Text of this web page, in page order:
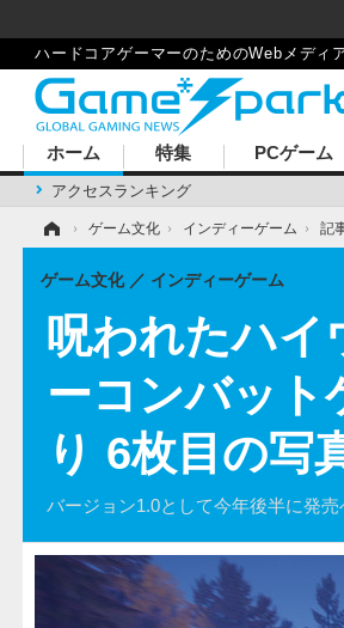
ハードコアゲーマーのためのWebメディ
ホーム
アクセスランキング
特集 PCゲーム
› ゲーム文化 › インディーゲーム › 記
呪われたハイ
ーコンバット
り 6枚目の写
バージョン1.0として今年後半に発
ゲーム文化 インディーゲーム